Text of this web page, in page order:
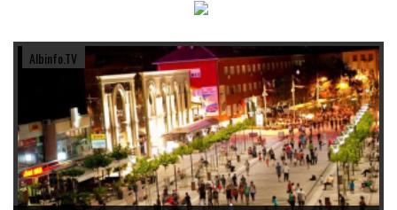
Albinfo.TV